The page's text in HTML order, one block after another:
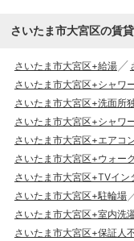
さいたま市大宮区の賃
さいたま市大宮区+給湯
さいたま市大宮区+シャワ
さいたま市大宮区+洗面所
さいたま市大宮区+シャワ
さいたま市大宮区+エアコ
さいたま市大宮区+ウォー
さいたま市大宮区+TVイン
さいたま市大宮区+駐輪場
さいたま市大宮区+室内洗
さいたま市大宮区+保証人